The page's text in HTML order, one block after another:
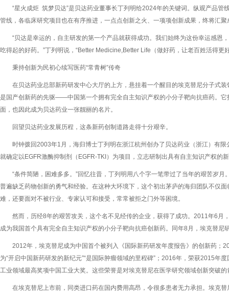
“星火成炬 筑梦贝达”是贝达药业董事长丁列明给2024年的关键词。纵观产品管
管线，各临床研究项目也在有序推进，一点点创新之火、一项项创新成果，终将汇聚
“贝达是幸运的，自主研发的第一个产品就获得成功。我们始终为这份幸运感恩
吃得起的好药。”丁列明说，“Better Medicine,Better Life（做好药，让老百姓活得更
秉持创新为民初心续写医药“常青树”传奇
在贝达药业总部新药研发中心大厅的上方，悬挂着一个醒目的埃克替尼分子式
是国产创新药的先驱——中国第一个拥有完全自主知识产权的小分子靶向抗癌药。
面，也因此成为贝达药业一张靓丽的名片。
回望贝达药业发展历程，这条新药创制道路走得十分艰辛。
时钟拨回2003年1月，海归博士丁列明在浙江杭州创办了贝达药业（浙江）有
就确定以EGFR激酶抑制剂（EGFR-TKI）为项目，立志研制出具有自主知识产权的
“条件简陋，困难多多。”回忆往昔，丁列明用八个字一笔带过了当年的艰苦岁
普遍缺乏药物创新的勇气和经验。在这种大环境下，这个初出茅庐的海归团队不仅
难，还要面对不被行业、专家认可和接受，常常被拒之门外等困境。
然而，历经8年的艰苦攻关，这个名不见经传的企业，获得了成功。2011年6月
成为我国首个具有完全自主知识产权的小分子靶向抗癌创新药。同年8月，埃克替尼
2012年，埃克替尼成为中国首个被列入《国际新药研发年度报告》的创新药；
为“开启中国新药研发的新纪元”“是国际肿瘤领域的里程碑”；2016年，荣获2015年
工业领域最高奖项中国工业大奖。这些荣誉是对埃克替尼在医学研究领域创新突破
在埃克替尼上市前，同类进口药在国内费用高昂，令很多患者无力承担。埃克